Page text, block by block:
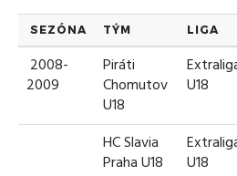
SEZÓNA TÝM LIGA
2008-
2009
Piráti
Chomutov
U18
U18
HC Slavia
Praha U18
U18